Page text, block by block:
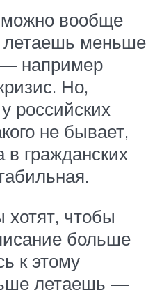
можно вообще
летаешь меньше
например
Но,
российских
не бывает,
в гражданских
хотят, чтобы
больше
к этому
летаешь —